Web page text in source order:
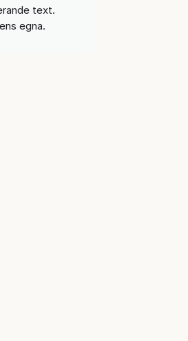
text.
egna.